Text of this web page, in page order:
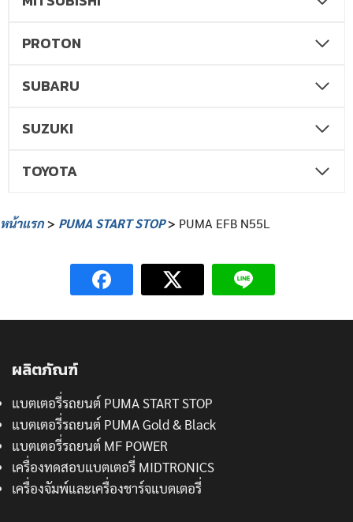
PROTON
SUBARU
SUZUKI
TOYOTA
หน้าแรก> PUMA START STOP> PUMA EFB N55L
ผลิตภัณฑ์
แบตเตอรี่รถยนต์ PUMA START STOP
แบตเตอรี่รถยนต์ PUMA Gold & Black
แบตเตอรี่รถยนต์ MF POWER
เครื่องทดสอบแบตเตอรี่ MIDTRONICS
เครื่องจัมพ์และเครื่องชาร์จแบตเตอรี่